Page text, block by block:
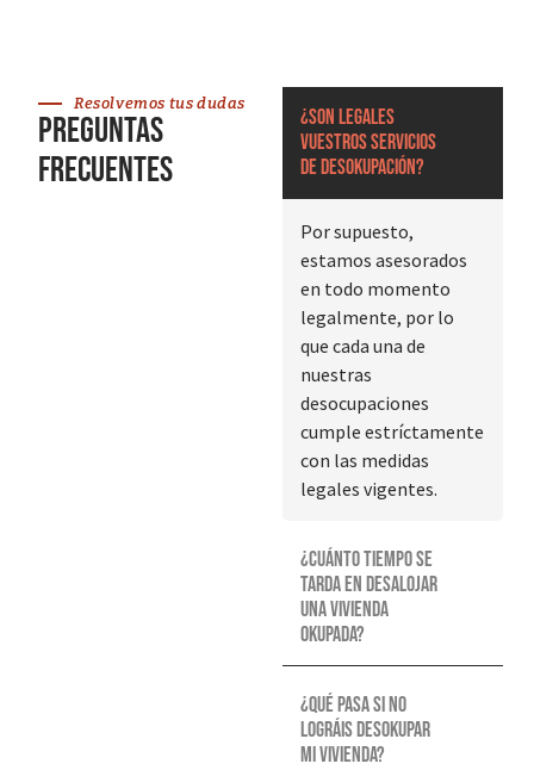
Resolvemos tus dudas
Preguntas
frecuentes
¿Son legales
vuestros servicios
de desokupación?
Por supuesto,
estamos asesorados
en todo momento
legalmente, por lo
que cada una de
nuestras
desocupaciones
cumple estríctamente
con las medidas
legales vigentes.
¿Cuánto tiempo se
tarda en desalojar
una vivienda
okupada?
¿Qué pasa si no
lográis desokupar
mi vivienda?